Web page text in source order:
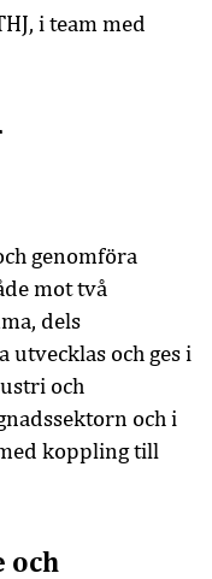
i team med
genomföra
mot två
dels
och ges i
och
och i
koppling till
och